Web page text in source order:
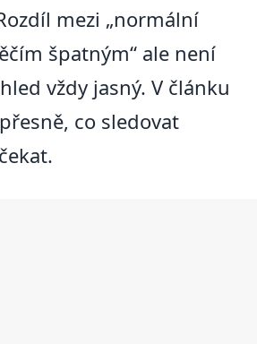
mezi „normální
špatným“ ale není
vždy jasný. V článku
co sledovat